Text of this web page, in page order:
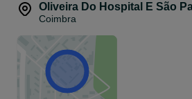
Oliveira Do Hospital E São
Coimbra